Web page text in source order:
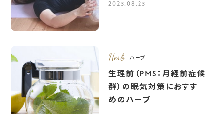
2023.08.23
Herb ハーブ
生理前（PMS：月経前症候
群）の眠気対策におすす
めのハーブ